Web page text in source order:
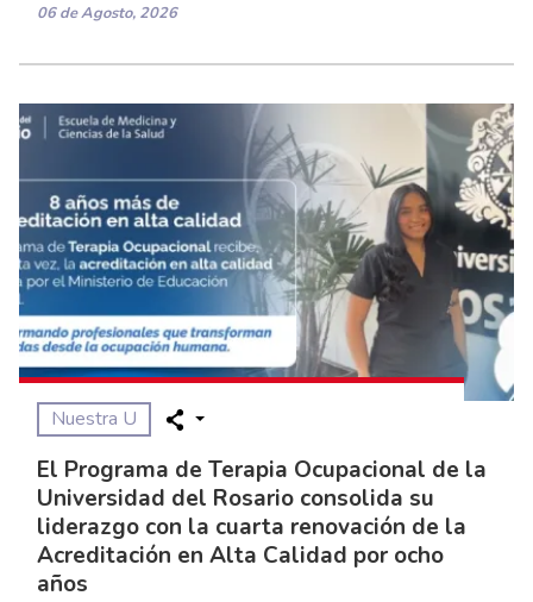
06 de Agosto, 2026
Nuestra U
El Programa de Terapia Ocupacional de la
Universidad del Rosario consolida su
liderazgo con la cuarta renovación de la
Acreditación en Alta Calidad por ocho
años